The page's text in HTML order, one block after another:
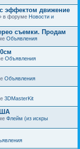
эффектом движение
в форуме Новости и
съемки. Продам
Объявления
Объявления
Объявления
3DMasterKit
Флейм (из искры